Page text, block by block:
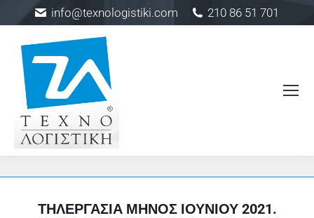
info@texnologistiki.com 210 86 51 701
ΤΗΛΕΡΓΑΣΊΑ ΜΗΝΌΣ ΙΟΥΝΊΟΥ 2021.